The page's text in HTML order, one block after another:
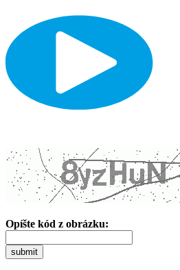
Opíšte kód z obrázku:
submit